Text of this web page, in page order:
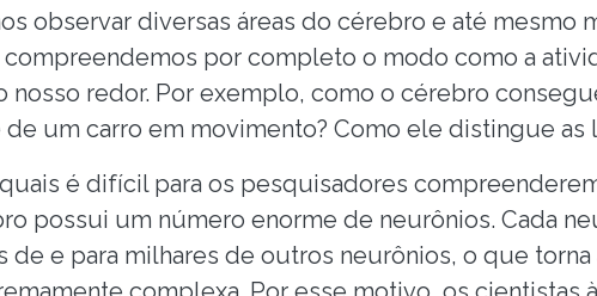
observar diversas áreas do cérebro e até mesmo
compreendemos por completo o modo como a
nosso redor. Por exemplo, como o cérebro
um carro em movimento? Como ele distingue as
é difícil para os pesquisadores
possui um número enorme de neurônios. Cada
de e para milhares de outros neurônios, o que torna